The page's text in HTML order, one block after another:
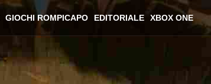
GIOCHI ROMPICAPO EDITORIALE XBOX ONE